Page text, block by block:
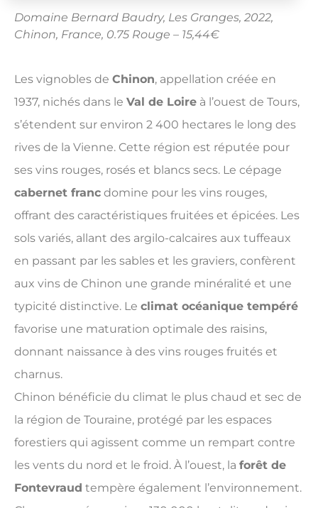
Domaine Bernard Baudry, Les Granges, 2022,
Chinon, France, 0.75 Rouge – 15,44€
Les vignobles de Chinon, appellation créée en
1937, nichés dans le Val de Loire à l’ouest de Tours,
s’étendent sur environ 2 400 hectares le long des
rives de la Vienne. Cette région est réputée pour
ses vins rouges, rosés et blancs secs. Le cépage
cabernet franc domine pour les vins rouges,
offrant des caractéristiques fruitées et épicées. Les
sols variés, allant des argilo-calcaires aux tuffeaux
en passant par les sables et les graviers, confèrent
aux vins de Chinon une grande minéralité et une
typicité distinctive. Le climat océanique tempéré
favorise une maturation optimale des raisins,
donnant naissance à des vins rouges fruités et
charnus.
Chinon bénéficie du climat le plus chaud et sec de
la région de Touraine, protégé par les espaces
forestiers qui agissent comme un rempart contre
les vents du nord et le froid. À l’ouest, la forêt de
Fontevraud tempère également l’environnement.